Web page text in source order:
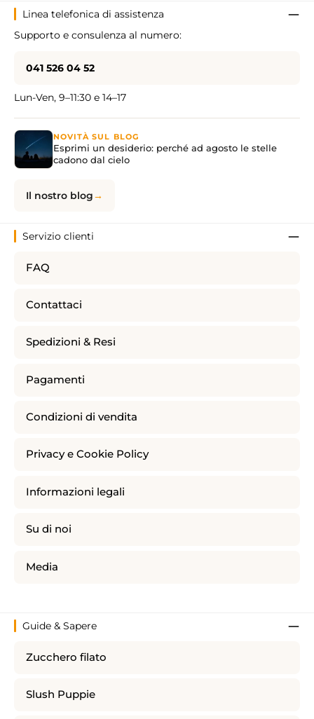
Linea telefonica di assistenza
Supporto e consulenza al numero:
041 526 04 52
Lun-Ven, 9–11:30 e 14–17
NOVITÀ SUL BLOG
Esprimi un desiderio: perché ad agosto le stelle
cadono dal cielo
Il nostro blog
Servizio clienti
FAQ
Contattaci
Spedizioni & Resi
Pagamenti
Condizioni di vendita
Privacy e Cookie Policy
Informazioni legali
Su di noi
Media
Guide & Sapere
Zucchero filato
Slush Puppie